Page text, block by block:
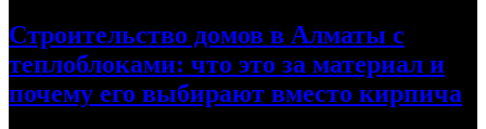
Строительство домов в Алматы с
теплоблоками: что это за материал и
почему его выбирают вместо кирпича